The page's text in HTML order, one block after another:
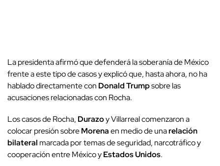
La presidenta afirmó que defenderá la soberanía de México
frente a este tipo de casos y explicó que, hasta ahora, no ha
hablado directamente con Donald Trumpsobre las
acusaciones relacionadas con Rocha.
Los casos de Rocha, Durazoy Villarreal comenzaron a
colocar presión sobreMorenaen medio de unarelación
bilateral marcada por temas de seguridad, narcotráfico y
cooperación entre México yEstados Unidos.